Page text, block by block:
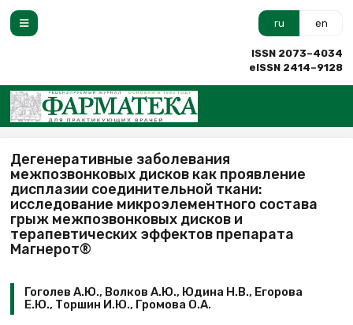
ru en
ISSN 2073–4034
eISSN 2414–9128
Дегенеративные заболевания
межпозвонковых дисков как проявление
дисплазии соединительной ткани:
исследование микроэлементного состава
грыж межпозвонковых дисков и
терапевтических эффектов препарата
Магнерот®
Гоголев А.Ю., Волков А.Ю., Юдина Н.В., Егорова
Е.Ю., Торшин И.Ю., Громова О.А.